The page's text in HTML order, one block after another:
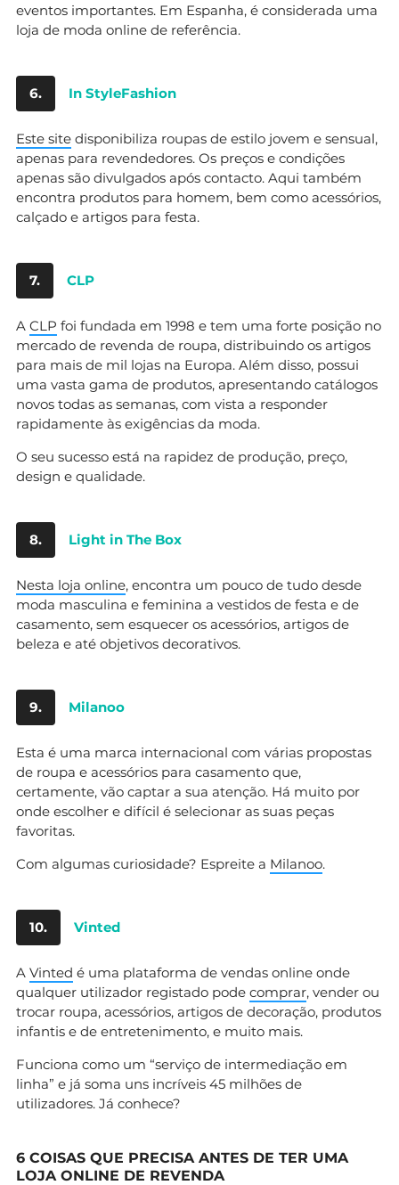
eventos importantes. Em Espanha, é considerada uma
loja de moda online de referência.
6. In StyleFashion
Este site disponibiliza roupas de estilo jovem e sensual,
apenas para revendedores. Os preços e condições
apenas são divulgados após contacto. Aqui também
encontra produtos para homem, bem como acessórios,
calçado e artigos para festa.
7. CLP
A CLP foi fundada em 1998 e tem uma forte posição no
mercado de revenda de roupa, distribuindo os artigos
para mais de mil lojas na Europa. Além disso, possui
uma vasta gama de produtos, apresentando catálogos
novos todas as semanas, com vista a responder
rapidamente às exigências da moda.
O seu sucesso está na rapidez de produção, preço,
design e qualidade.
8. Light in The Box
Nesta loja online, encontra um pouco de tudo desde
moda masculina e feminina a vestidos de festa e de
casamento, sem esquecer os acessórios, artigos de
beleza e até objetivos decorativos.
9. Milanoo
Esta é uma marca internacional com várias propostas
de roupa e acessórios para casamento que,
certamente, vão captar a sua atenção. Há muito por
onde escolher e difícil é selecionar as suas peças
favoritas.
Com algumas curiosidade? Espreite a Milanoo.
10. Vinted
A Vinted é uma plataforma de vendas online onde
qualquer utilizador registado pode comprar, vender ou
trocar roupa, acessórios, artigos de decoração, produtos
infantis e de entretenimento, e muito mais.
Funciona como um “serviço de intermediação em
linha” e já soma uns incríveis 45 milhões de
utilizadores. Já conhece?
6 COISAS QUE PRECISA ANTES DE TER UMA
LOJA ONLINE DE REVENDA